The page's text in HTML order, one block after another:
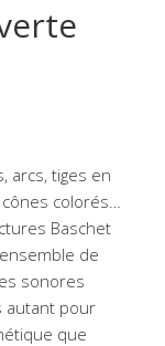
arcs, tiges en
colorés…
Baschet
de
sonores
autant pour
que